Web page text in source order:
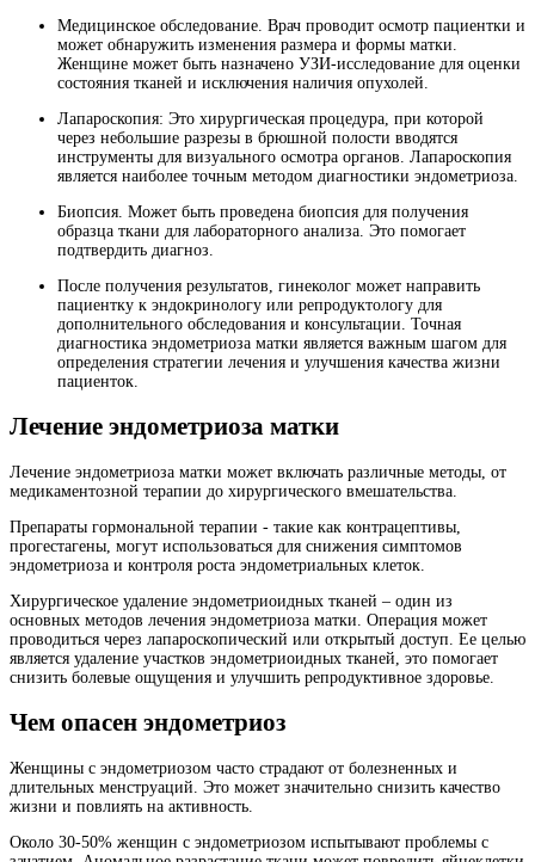
Медицинское обследование. Врач проводит осмотр пациентки и
может обнаружить изменения размера и формы матки.
Женщине может быть назначено УЗИ-исследование для оценки
состояния тканей и исключения наличия опухолей.
Лапароскопия: Это хирургическая процедура, при которой
через небольшие разрезы в брюшной полости вводятся
инструменты для визуального осмотра органов. Лапароскопия
является наиболее точным методом диагностики эндометриоза.
Биопсия. Может быть проведена биопсия для получения
образца ткани для лабораторного анализа. Это помогает
подтвердить диагноз.
После получения результатов, гинеколог может направить
пациентку к эндокринологу или репродуктологу для
дополнительного обследования и консультации. Точная
диагностика эндометриоза матки является важным шагом для
определения стратегии лечения и улучшения качества жизни
пациенток.
Лечение эндометриоза матки
Лечение эндометриоза матки может включать различные методы, от
медикаментозной терапии до хирургического вмешательства.
Препараты гормональной терапии - такие как контрацептивы,
прогестагены, могут использоваться для снижения симптомов
эндометриоза и контроля роста эндометриальных клеток.
Хирургическое удаление эндометриоидных тканей – один из
основных методов лечения эндометриоза матки. Операция может
проводиться через лапароскопический или открытый доступ. Ее целью
является удаление участков эндометриоидных тканей, это помогает
снизить болевые ощущения и улучшить репродуктивное здоровье.
Чем опасен эндометриоз
Женщины с эндометриозом часто страдают от болезненных и
длительных менструаций. Это может значительно снизить качество
жизни и повлиять на активность.
Около 30-50% женщин с эндометриозом испытывают проблемы с